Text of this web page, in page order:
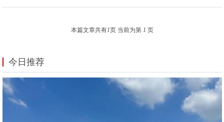
本篇文章共有1页 当前为第 1 页
今日推荐